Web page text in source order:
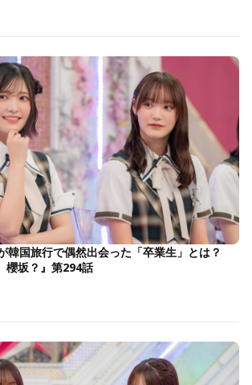
韓国旅行で偶然出会った「卒業生」とは？
櫻坂？』第294話